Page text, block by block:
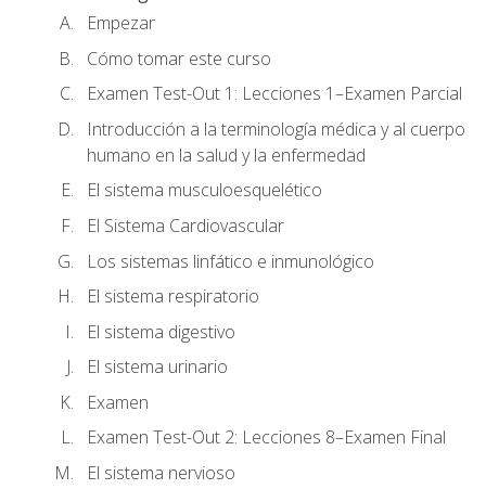
Empezar
Cómo tomar este curso
Examen Test-Out 1: Lecciones 1–Examen Parcial
Introducción a la terminología médica y al cuerpo
humano en la salud y la enfermedad
El sistema musculoesquelético
El Sistema Cardiovascular
Los sistemas linfático e inmunológico
El sistema respiratorio
El sistema digestivo
El sistema urinario
Examen
Examen Test-Out 2: Lecciones 8–Examen Final
El sistema nervioso